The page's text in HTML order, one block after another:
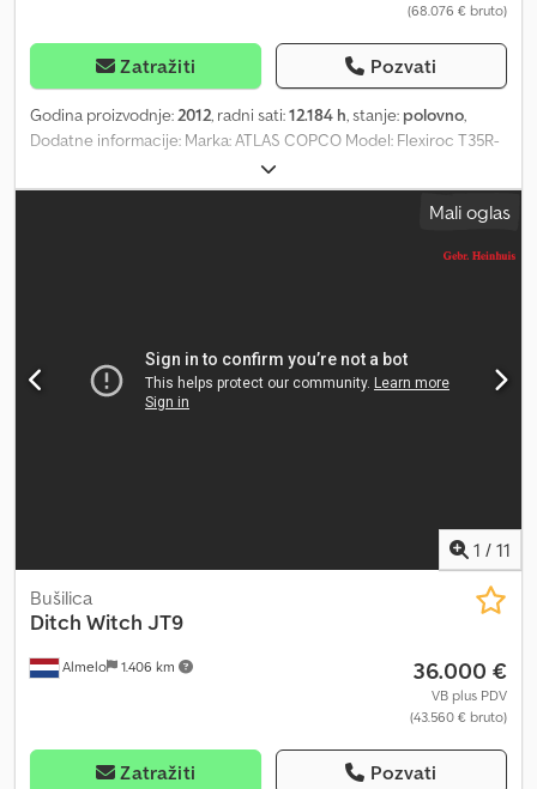
(68.076 € bruto)
Zatražiti Pozvati
Godina proizvodnje:2012, radni sati:12.184 h, stanje: polovno,
Dodatne informacije: Marka: ATLAS COPCO Model: Flexiroc T35R-
01 Godina proizvodnje: 2012 Radni sati: 12184 h VIN: AV012A1259
Motor: 168 Kw Mase: ukupna: 16300 kg VITLO = Dodatne
informacije = Dkjdpfx Aozp Drascljr Vrsta goriva: Dizel Snaga: 168
Mali oglas
1 / 11
Almelo 1.406 km
Bušilica
Ditch Witch JT9
36.000 €
VB plus PDV
(43.560 € bruto)
Zatražiti Pozvati